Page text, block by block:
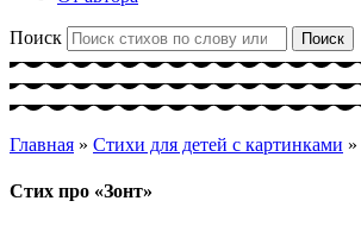
Поиск Поиск
Главная » Стихи для детей с картинками »
Стих про «Зонт»